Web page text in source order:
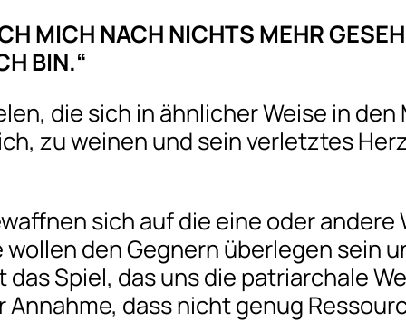
MICH NACH NICHTS MEHR
BIN.“
die sich in ähnlicher Weise in
zu weinen und sein verletztes
sich auf die eine oder
den Gegnern überlegen sein
das Spiel, das uns die patriarchale
dass nicht genug